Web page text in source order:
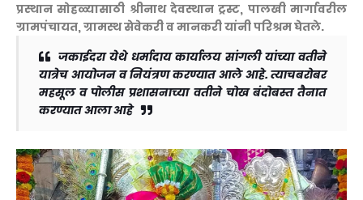
प्रस्थान सोहळ्यासाठी श्रीनाथ देवस्थान ट्रस्ट, पालखी मार्गावरील
ग्रामपंचायत, ग्रामस्थ सेवेकरी व मानकरी यांनी परिश्रम घेतले.
जकाईदरा येथे धर्मादाय कार्यालय सांगली यांच्या वतीने
यात्रेच आयोजन व नियंत्रण करण्यात आले आहे. त्याचबरोबर
महसूल व पोलीस प्रशासनाच्या वतीने चोख बंदोबस्त तैनात
करण्यात आला आहे